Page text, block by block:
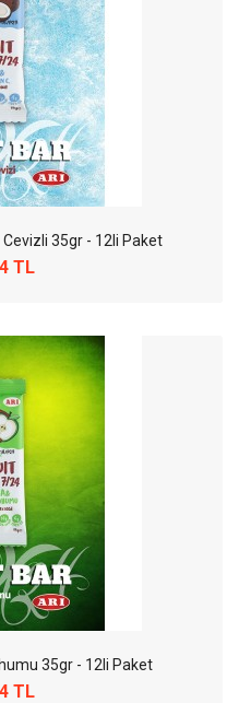
35gr - 12li Paket
TL
35gr - 12li Paket
TL